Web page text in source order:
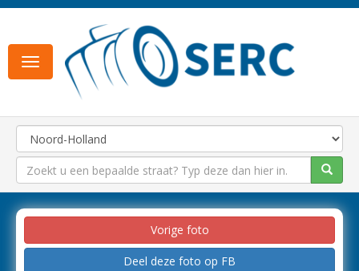
Toggle
navigation
Vorige foto
Deel deze foto op FB